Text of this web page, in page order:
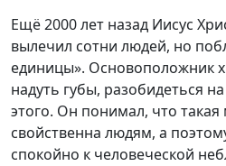
Ещё 2000 лет назад Иисус
вылечил сотни людей, но
единицы». Основоположник
надуть губы, разобидеться
этого. Он понимал, что
свойственна людям, а
спокойно к человеческой